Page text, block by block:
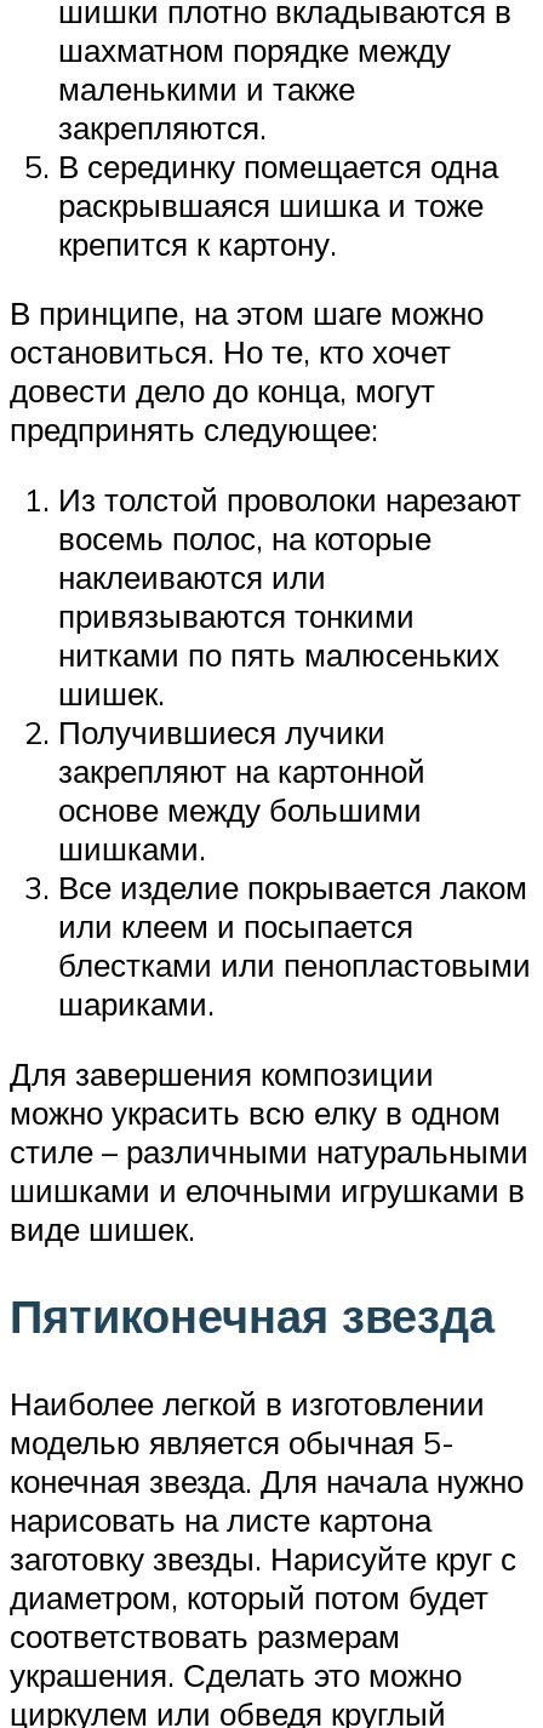
шишки плотно вкладываются в
шахматном порядке между
маленькими и также
закрепляются.
В серединку помещается одна
раскрывшаяся шишка и тоже
крепится к картону.
В принципе, на этом шаге можно
остановиться. Но те, кто хочет
довести дело до конца, могут
предпринять следующее:
Из толстой проволоки нарезают
восемь полос, на которые
наклеиваются или
привязываются тонкими
нитками по пять малюсеньких
шишек.
Получившиеся лучики
закрепляют на картонной
основе между большими
шишками.
Все изделие покрывается лаком
или клеем и посыпается
блестками или пенопластовыми
шариками.
Для завершения композиции
можно украсить всю елку в одном
стиле – различными натуральными
шишками и елочными игрушками в
виде шишек.
Пятиконечная звезда
Наиболее легкой в изготовлении
моделью является обычная 5-
конечная звезда. Для начала нужно
нарисовать на листе картона
заготовку звезды. Нарисуйте круг с
диаметром, который потом будет
соответствовать размерам
украшения. Сделать это можно
циркулем или обведя круглый